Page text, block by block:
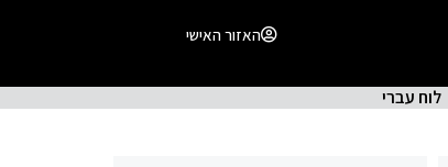
האזור האישי
לוח עברי